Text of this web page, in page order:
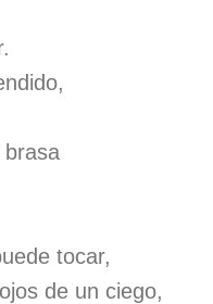
brasa
tocar,
de un ciego,